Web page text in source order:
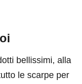
bellissimi, alla
le scarpe per